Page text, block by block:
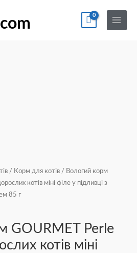
Main
Menu
/ Корм для котів / Вологий корм
котів міні філе у підливці з
85 г
GOURMET Perle
котів міні